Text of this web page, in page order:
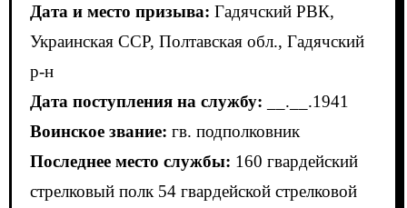
Дата и место призыва: Гадячский РВК,
Украинская ССР, Полтавская обл., Гадячский
р-н
Дата поступления на службу: __.__.1941
Воинское звание: гв. подполковник
Последнее место службы: 160 гвардейский
стрелковый полк 54 гвардейской стрелковой